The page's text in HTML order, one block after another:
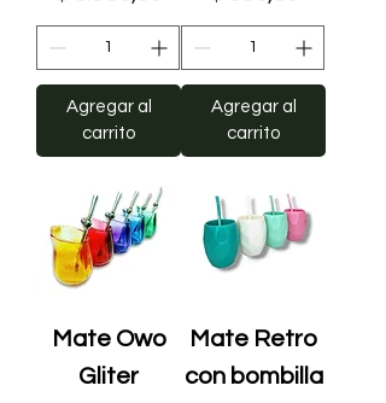
Agregar al
carrito
Agregar al
carrito
Mate Owo
Gliter
Mate Retro
con bombilla